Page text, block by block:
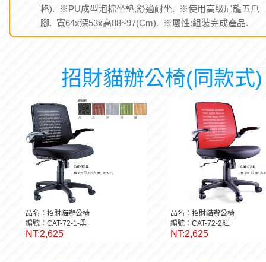
格). ※PU成型泡棉坐墊,舒適耐坐. ※使用高級尼龍五爪
腳. 寬64x深53x高88~97(Cm). ※屬性:組裝完成產品.
招財貓辦公椅(同款式)
品名：招財貓辦公椅
編號：CAT-72-1-黑
NT:2,625
品名：招財貓辦公椅
編號：CAT-72-2紅
NT:2,625